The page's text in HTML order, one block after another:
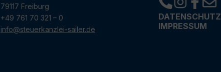
79117 Freiburg
+49 761 70 321 – 0
info@steuerkanzlei-sailer.de
DATENSCHUTZ
IMPRESSUM